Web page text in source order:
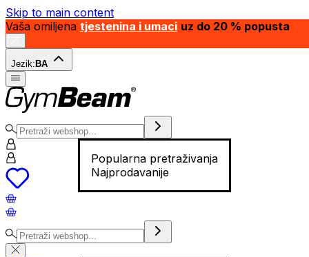
Skip to main content
Vaša omiljena tjestenina i umaci uz do 20 % popusta
Jezik: BA
Popularna pretraživanja
Najprodavanije